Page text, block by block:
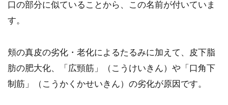
口の部分に似ていることから、この名前が付いていま
す。
頬の真皮の劣化・老化によるたるみに加えて、皮下脂
肪の肥大化、「広頸筋」（こうけいきん）や「口角下
制筋」（こうかくかせいきん）の劣化が原因です。